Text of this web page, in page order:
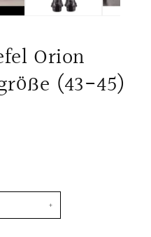
Orion
(43-45)